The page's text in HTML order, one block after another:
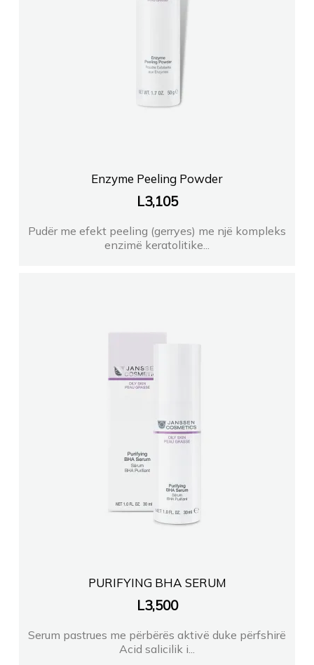
Enzyme Peeling Powder
L3,105
Pudër me efekt peeling (gerryes) me një kompleks
enzimë keratolitike...
PURIFYING BHA SERUM
L3,500
Serum pastrues me përbërës aktivë duke përfshirë
Acid salicilik i...